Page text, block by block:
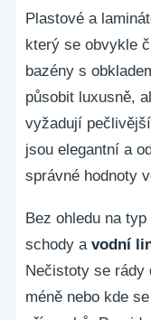
Plastové a
který se obvykle
bazény s
působit luxusně,
vyžadují
jsou elegantní a
správné hodnoty
Bez ohledu na
schody a vodní
Nečistoty se rády
méně nebo kde